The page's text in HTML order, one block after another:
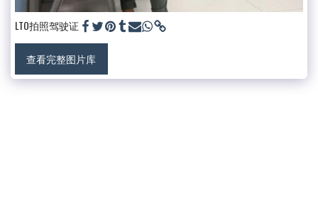
LTO拍照驾驶证
查看完整图片库